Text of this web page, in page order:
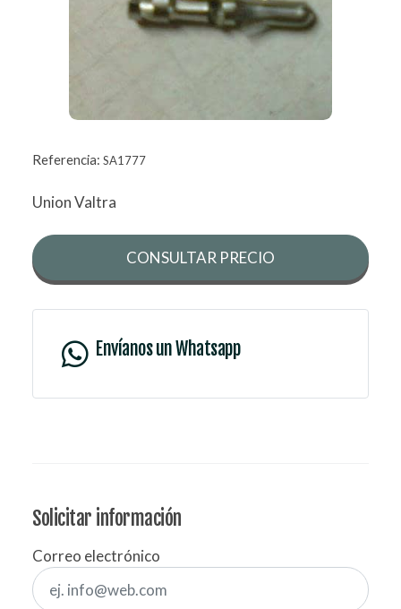
Referencia: SA1777
Union Valtra
CONSULTAR PRECIO
Envíanos un Whatsapp
Solicitar información
Correo electrónico